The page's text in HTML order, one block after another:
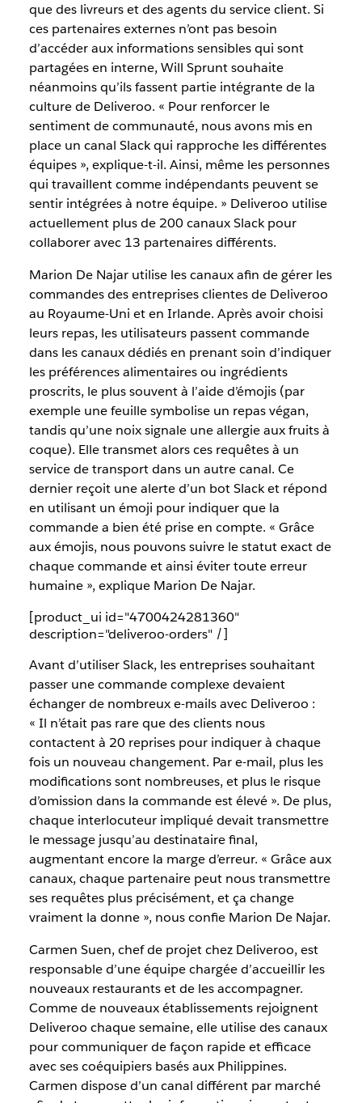
que des livreurs et des agents du service client. Si
ces partenaires externes n’ont pas besoin
d’accéder aux informations sensibles qui sont
partagées en interne, Will Sprunt souhaite
néanmoins qu’ils fassent partie intégrante de la
culture de Deliveroo. « Pour renforcer le
sentiment de communauté, nous avons mis en
place un canal Slack qui rapproche les différentes
équipes », explique-t-il. Ainsi, même les personnes
qui travaillent comme indépendants peuvent se
sentir intégrées à notre équipe. » Deliveroo utilise
actuellement plus de 200 canaux Slack pour
collaborer avec 13 partenaires différents.
Marion De Najar utilise les canaux afin de gérer les
commandes des entreprises clientes de Deliveroo
au Royaume-Uni et en Irlande. Après avoir choisi
leurs repas, les utilisateurs passent commande
dans les canaux dédiés en prenant soin d’indiquer
les préférences alimentaires ou ingrédients
proscrits, le plus souvent à l’aide d’émojis (par
exemple une feuille symbolise un repas végan,
tandis qu’une noix signale une allergie aux fruits à
coque). Elle transmet alors ces requêtes à un
service de transport dans un autre canal. Ce
dernier reçoit une alerte d’un bot Slack et répond
en utilisant un émoji pour indiquer que la
commande a bien été prise en compte. « Grâce
aux émojis, nous pouvons suivre le statut exact de
chaque commande et ainsi éviter toute erreur
humaine », explique Marion De Najar.
[product_ui id="4700424281360"
description="deliveroo-orders" /]
Avant d’utiliser Slack, les entreprises souhaitant
passer une commande complexe devaient
échanger de nombreux e-mails avec Deliveroo :
« Il n’était pas rare que des clients nous
contactent à 20 reprises pour indiquer à chaque
fois un nouveau changement. Par e-mail, plus les
modifications sont nombreuses, et plus le risque
d’omission dans la commande est élevé ». De plus,
chaque interlocuteur impliqué devait transmettre
le message jusqu’au destinataire final,
augmentant encore la marge d’erreur. « Grâce aux
canaux, chaque partenaire peut nous transmettre
ses requêtes plus précisément, et ça change
vraiment la donne », nous confie Marion De Najar.
Carmen Suen, chef de projet chez Deliveroo, est
responsable d’une équipe chargée d’accueillir les
nouveaux restaurants et de les accompagner.
Comme de nouveaux établissements rejoignent
Deliveroo chaque semaine, elle utilise des canaux
pour communiquer de façon rapide et efficace
avec ses coéquipiers basés aux Philippines.
Carmen dispose d’un canal différent par marché